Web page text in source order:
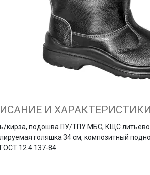
И ХАРАКТЕРИСТИКИ
кирза, подошва ПУ/ТПУ МБС, КЩС
голяшка 34 см, композитный
12.4.137-84